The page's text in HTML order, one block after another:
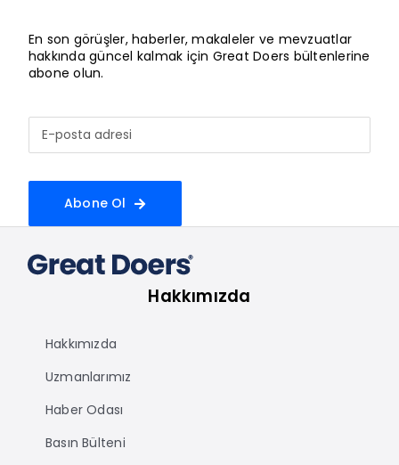
En son görüşler, haberler, makaleler ve mevzuatlar
hakkında güncel kalmak için Great Doers bültenlerine
abone olun.
Abone Ol
Hakkımızda
Hakkımızda
Uzmanlarımız
Haber Odası
Basın Bülteni